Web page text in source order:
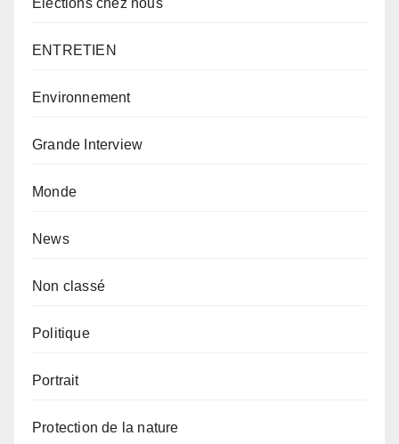
ENTRETIEN
Environnement
Grande Interview
Monde
News
Non classé
Politique
Portrait
Protection de la nature